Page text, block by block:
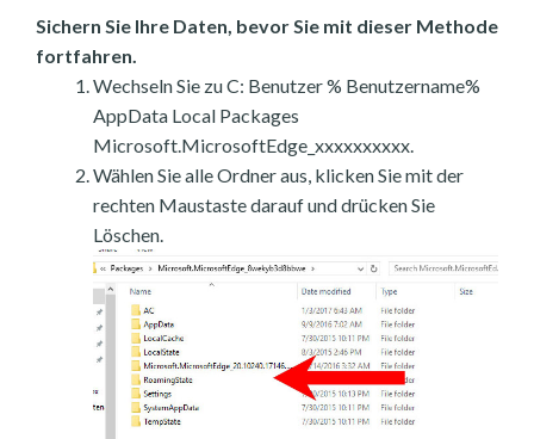
Sichern Sie Ihre Daten, bevor Sie mit dieser Methode
fortfahren.
Wechseln Sie zu C: Benutzer % Benutzername%
AppData Local Packages
Microsoft.MicrosoftEdge_xxxxxxxxxx.
Wählen Sie alle Ordner aus, klicken Sie mit der
rechten Maustaste darauf und drücken Sie
Löschen.